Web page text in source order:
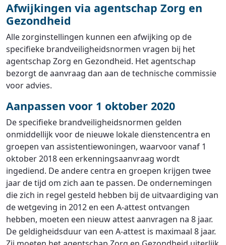
Afwijkingen via agentschap Zorg en
Gezondheid
Alle zorginstellingen kunnen een afwijking op de
specifieke brandveiligheidsnormen vragen bij het
agentschap Zorg en Gezondheid. Het agentschap
bezorgt de aanvraag dan aan de technische commissie
voor advies.
Aanpassen voor 1 oktober 2020
De specifieke brandveiligheidsnormen gelden
onmiddellijk voor de nieuwe lokale dienstencentra en
groepen van assistentiewoningen, waarvoor vanaf 1
oktober 2018 een erkenningsaanvraag wordt
ingediend. De andere centra en groepen krijgen twee
jaar de tijd om zich aan te passen. De ondernemingen
die zich in regel gesteld hebben bij de uitvaardiging van
de wetgeving in 2012 en een A-attest ontvangen
hebben, moeten een nieuw attest aanvragen na 8 jaar.
De geldigheidsduur van een A-attest is maximaal 8 jaar.